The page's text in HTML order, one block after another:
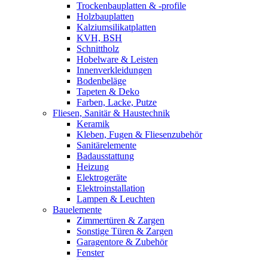
Trockenbauplatten & -profile
Holzbauplatten
Kalziumsilikatplatten
KVH, BSH
Schnittholz
Hobelware & Leisten
Innenverkleidungen
Bodenbeläge
Tapeten & Deko
Farben, Lacke, Putze
Fliesen, Sanitär & Haustechnik
Keramik
Kleben, Fugen & Fliesenzubehör
Sanitärelemente
Badausstattung
Heizung
Elektrogeräte
Elektroinstallation
Lampen & Leuchten
Bauelemente
Zimmertüren & Zargen
Sonstige Türen & Zargen
Garagentore & Zubehör
Fenster